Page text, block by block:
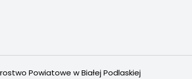
Powiatowe w Białej Podlaskiej